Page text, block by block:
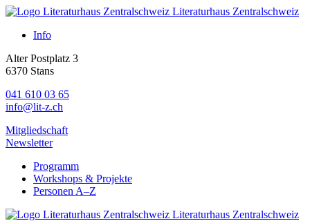
Literaturhaus Zentralschweiz
Info
Alter Postplatz 3
6370 Stans
041 610 03 65
info@lit-z.ch
Mitgliedschaft
Newsletter
Programm
Workshops & Projekte
Personen A–Z
Literaturhaus Zentralschweiz